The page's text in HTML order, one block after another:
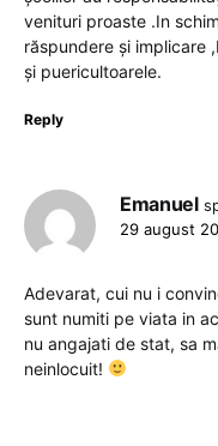
venituri proaste .In
răspundere și implicare
și puericultoarele.
Reply
Emanuel
29 august
Adevarat, cui nu i
sunt numiti pe viata in
nu angajati de stat, sa
neinlocuit!